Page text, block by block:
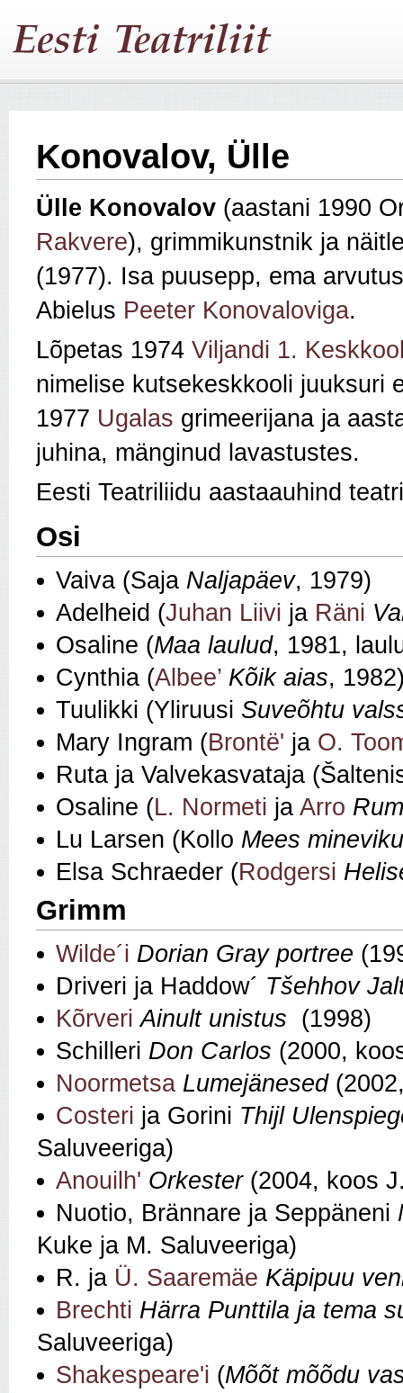
Konovalov, Ülle
Ülle Konovalov (aastani 1990
Rakvere), grimmikunstnik ja
(1977). Isa puusepp, ema
Abielus Peeter Konovaloviga.
Lõpetas 1974 Viljandi 1.
nimelise kutsekeskkooli juuksuri
1977 Ugalas grimeerijana ja
juhina, mänginud lavastustes.
Eesti Teatriliidu aastaauhind
Osi
Vaiva (Saja Naljapäev, 1979)
Adelheid (Juhan Liivi ja Räni
Osaline (Maa laulud, 1981,
Cynthia (Albee’ Kõik aias,
Tuulikki (Yliruusi Suveõhtu
Mary Ingram (Brontë' ja O.
Ruta ja Valvekasvataja
Osaline (L. Normeti ja Arro
Lu Larsen (Kollo Mees
Elsa Schraeder (Rodgersi
Grimm
Wilde´i Dorian Gray portree
Driveri ja Haddow´ Tšehhov
Kõrveri Ainult unistus (1998)
Schilleri Don Carlos (2000,
Noormetsa Lumejänesed
Costeri ja Gorini Thijl
Saluveeriga)
Anouilh' Orkester(2004, koos
Nuotio, Brännare ja Seppäneni
Kuke ja M. Saluveeriga)
R. ja Ü. Saaremäe Käpipuu
Brechti Härra Punttila ja tema
Saluveeriga)
Shakespeare'i (Mõõt mõõdu